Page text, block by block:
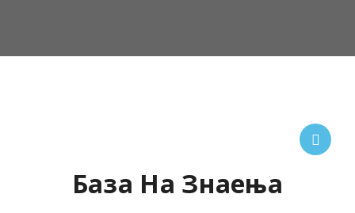
База На Знаења